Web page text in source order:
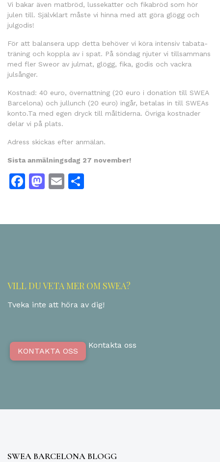
Vi bakar även matbröd, lussekatter och fikabröd som hör
julen till. Självklart måste vi hinna med att göra glögg och
julgodis!
För att balansera upp detta behöver vi köra intensiv tabata-
träning och koppla av i spat. På söndag njuter vi tillsammans
med fler Sweor av julmat, glögg, fika, godis och vackra
julsånger.
Kostnad: 40 euro, övernattning (20 euro i donation till SWEA
Barcelona) och jullunch (20 euro) ingår, betalas in till SWEAs
konto.Ta med egen dryck till måltiderna. Övriga kostnader
delar vi på plats.
Adress skickas efter anmälan.
Sista anmälningsdag 27 november!
Facebook
Mastodon
Email
VILL DU VETA MER OM SWEA?
Tveka inte att höra av dig!
KONTAKTA OSS
Kontakta oss
SWEA BARCELONA BLOGG